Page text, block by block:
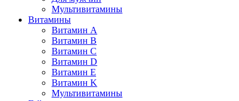
Мультивитамины
Витамины
Витамин A
Витамин B
Витамин C
Витамин D
Витамин E
Витамин K
Мультивитамины